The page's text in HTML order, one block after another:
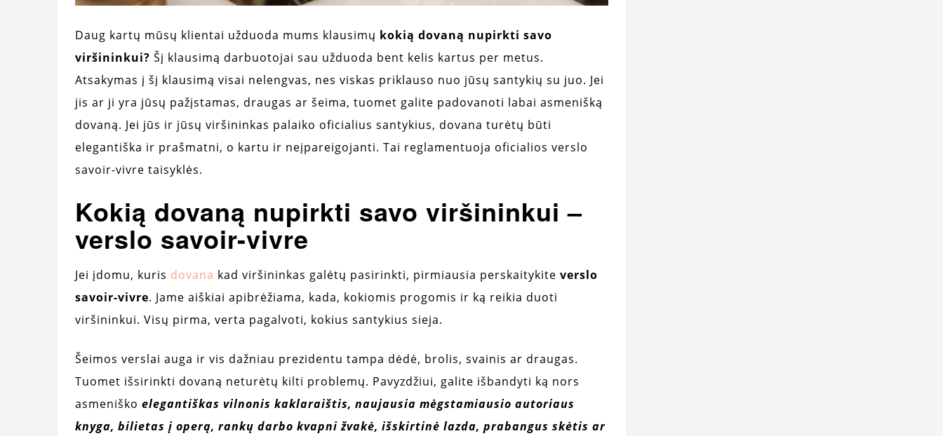
Daug kartų mūsų klientai užduoda mums klausimų kokią dovaną nupirkti savo
viršininkui? Šį klausimą darbuotojai sau užduoda bent kelis kartus per metus.
Atsakymas į šį klausimą visai nelengvas, nes viskas priklauso nuo jūsų santykių su juo. Jei
jis ar ji yra jūsų pažįstamas, draugas ar šeima, tuomet galite padovanoti labai asmenišką
dovaną. Jei jūs ir jūsų viršininkas palaiko oficialius santykius, dovana turėtų būti
elegantiška ir prašmatni, o kartu ir neįpareigojanti. Tai reglamentuoja oficialios verslo
savoir-vivre taisyklės.
Kokią dovaną nupirkti savo viršininkui –
verslo savoir-vivre
Jei įdomu, kuris dovana kad viršininkas galėtų pasirinkti, pirmiausia perskaitykite verslo
savoir-vivre. Jame aiškiai apibrėžiama, kada, kokiomis progomis ir ką reikia duoti
viršininkui. Visų pirma, verta pagalvoti, kokius santykius sieja.
Šeimos verslai auga ir vis dažniau prezidentu tampa dėdė, brolis, svainis ar draugas.
Tuomet išsirinkti dovaną neturėtų kilti problemų. Pavyzdžiui, galite išbandyti ką nors
asmeniško elegantiškas vilnonis kaklaraištis, naujausia mėgstamiausio autoriaus
knyga, bilietas į operą, rankų darbo kvapni žvakė, išskirtinė lazda, prabangus skėtis ar